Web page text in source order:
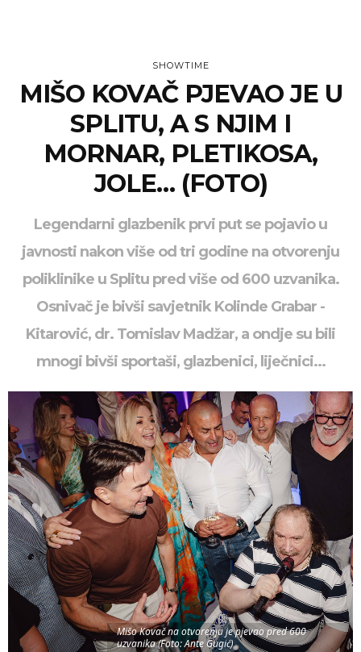
SHOWTIME
MIŠO KOVAČ PJEVAO JE U
SPLITU, A S NJIM I
MORNAR, PLETIKOSA,
JOLE… (FOTO)
Legendarni glazbenik prvi put se pojavio u
javnosti nakon više od tri godine na otvorenju
poliklinike u Splitu pred više od 600 uzvanika.
Osnivač je bivši savjetnik Kolinde Grabar -
Kitarović, dr. Tomislav Madžar, a ondje su bili
mnogi bivši sportaši, glazbenici, liječnici...
Mišo Kovač na otvorenju je pjevao pred 600
uzvanika (Foto: Ante Gugić)